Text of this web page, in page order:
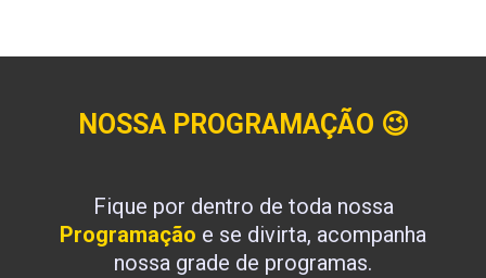
NOSSA PROGRAMAÇÃO 😉
Fique por dentro de toda nossa
Programação e se divirta, acompanha
nossa grade de programas.